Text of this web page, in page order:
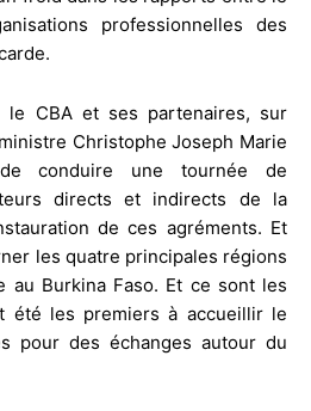
professionnelles des
le CBA et ses partenaires, sur
Christophe Joseph Marie
conduire une tournée de
directs et indirects de la
de ces agréments. Et
les quatre principales régions
au Burkina Faso. Et ce sont les
été les premiers à accueillir le
pour des échanges autour du